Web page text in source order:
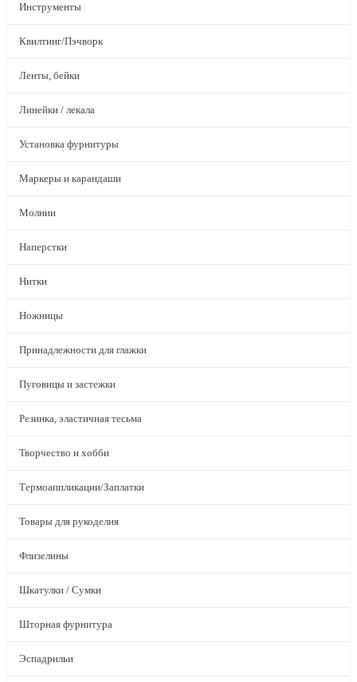
Инструменты
Квилтинг/Пэчворк
Ленты, бейки
Линейки / лекала
Установка фурнитуры
Маркеры и карандаши
Молнии
Наперстки
Нитки
Ножницы
Принадлежности для глажки
Пуговицы и застежки
Резинка, эластичная тесьма
Творчество и хобби
Термоаппликации/Заплатки
Товары для рукоделия
Флизелины
Шкатулки / Сумки
Шторная фурнитура
Эспадрильи